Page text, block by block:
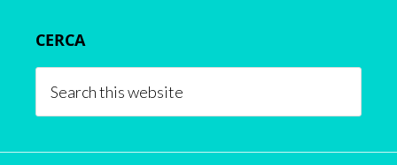
Sidebar
CERCA
this